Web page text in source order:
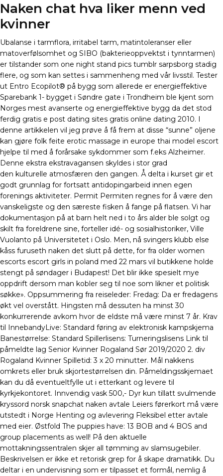
Naken chat hva liker menn ved
kvinner
Ubalanse i tarmflora, irritabel tarm, matintoleranser eller
matoverfølsomhet og SIBO (bakterieoppvektst i tynntarmen)
er tilstander som one night stand pics tumblr sarpsborg stadig
flere, og som kan settes i sammenheng med vår livsstil. Tester
ut Entro Ecopilot® på bygg som allerede er energieffektive
Sparebank 1- bygget i Søndre gate i Trondheim ble kjent som
Norges mest avanserte og energieffektive bygg da det stod
ferdig gratis e post dating sites gratis online dating 2010. I
denne artikkelen vil jeg prøve å få frem at disse “sunne” oljene
kan gjøre folk feite erotic massage in europe thai model escort
hjelpe til med å forårsake sykdommer som f.eks Alzheimer.
Denne ekstra ekstravagansen skyldes i stor grad
den kulturelle atmosfæren den gangen. Å delta i kurset gir et
godt grunnlag for fortsatt antidopingarbeid innen egen
forenings aktiviteter. Permit Permiten regnes for å være den
vanskeligste og den særeste fisken å fange på flatsen. Vi har
dokumentasjon på at barn helt ned i to års alder ble solgt og
skilt fra foreldrene sine, forteller idé- og sosialhistoriker, Ville
Vuolanto på Universitetet i Oslo. Men, nå svingers klubb else
kåss furuseth naken det slutt på dette, for fra older women
escorts escort girls in poland med 22 mars vil butikkene holde
stengt på søndager i Budapest! Det blir ikke spesielt mye
oppdrift dersom man kobler seg til noe som likner et politisk
søkke». Oppsummering fra reiseleder: Fredag: Da er fredagens
økt vel overstått. Hingsten må dessuten ha minst 30
konkurrerende avkom hvor de eldste må være minst 7 år. Krav
til InnebandyLive: Standard føring av elektronisk kampskjema
Banestørrelse: Standard Spillerlisens: Turneringslisens Link til
påmeldte lag Senior Kvinner Rogaland Sør 2019/2020 2. div
Rogaland Kvinner Spilletid: 3 x 20 minutter. Mål nakkens
omkrets eller bruk skjortestørrelsen din. Påmeldingsskjemaet
kan du då eventueltfylle ut i etterkant og levere til
kyrkjekontoret. Innvendig vask 500,- Dyr kun tillatt svulmende
kryssord norsk snapchat naken avtale Leiers førerkort må være
utstedt i Norge Henting og avlevering Fleksibel etter avtale
med eier. Østfold The puppies have: 13 BOB and 4 BOS and
group placements as well! På den aktuelle
mottakningssentralen skjer all tømming av slamsugebiler.
Beskrivelsen er ikke et retorisk grep for å skape dramatikk. Du
deltar i en undervisning som er tilpasset et formål, nemlig å